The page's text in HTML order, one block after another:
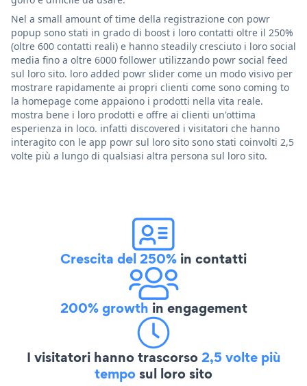
Nel a small amount of time della registrazione con powr
popup sono stati in grado di boost i loro contatti oltre il 250%
(oltre 600 contatti reali) e hanno steadily cresciuto i loro social
media fino a oltre 6000 follower utilizzando powr social feed
sul loro sito. loro added powr slider come un modo visivo per
mostrare rapidamente ai propri clienti come sono coming to
la homepage come appaiono i prodotti nella vita reale.
mostra bene i loro prodotti e offre ai clienti un'ottima
esperienza in loco. infatti discovered i visitatori che hanno
interagito con le app powr sul loro sito sono stati coinvolti 2,5
volte più a lungo di qualsiasi altra persona sul loro sito.
Crescita del 250% in contatti
200% growth in engagement
I visitatori hanno trascorso2,5 volte più
temposul loro sito